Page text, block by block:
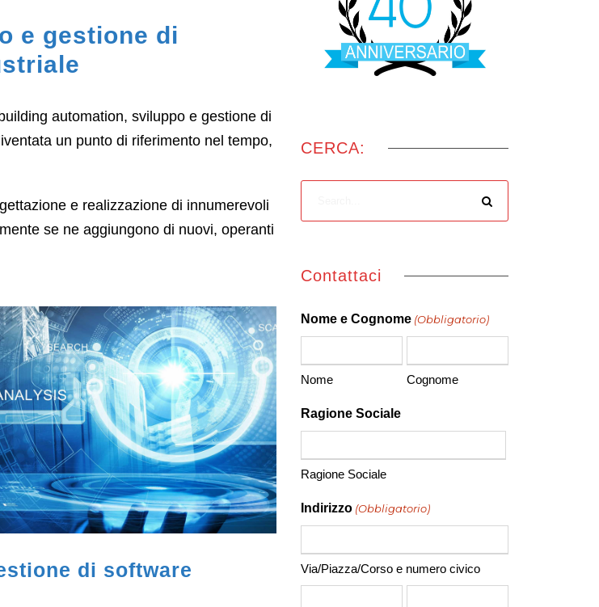
e gestione di
automation, sviluppo e gestione di
un punto di riferimento nel tempo,
e realizzazione di innumerevoli
se ne aggiungono di nuovi, operanti
di software
CERCA:
Contattaci
Nome e Cognome (Obbligatorio)
Nome Cognome
Ragione Sociale
Ragione Sociale
Indirizzo (Obbligatorio)
Via/Piazza/Corso e numero civico